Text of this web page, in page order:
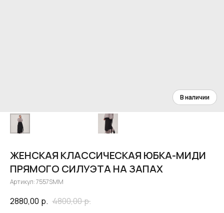
ЖЕНСКАЯ КЛАССИЧЕСКАЯ ЮБКА-МИДИ
ПРЯМОГО СИЛУЭТА НА ЗАПАХ
Артикул:7557SMM
2880,00 р. 4800,00р.